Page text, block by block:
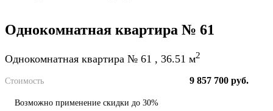
Однокомнатная квартира № 61
Однокомнатная квартира № 61 , 36.51 м2
Стоимость 9 857 700 руб.
Возможно применение скидки до 30%